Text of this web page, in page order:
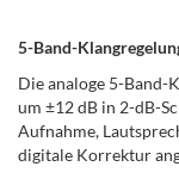
5-Band-
Die analoge 5-Band-
um ±12 dB in 2-dB-
Aufnahme,
digitale Korrektur